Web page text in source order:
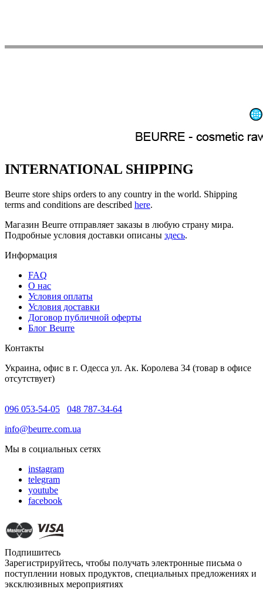
INTERNATIONAL SHIPPING
Beurre store ships orders to any country in the world. Shipping
terms and conditions are described here.
Магазин Beurre отправляет заказы в любую страну мира.
Подробные условия доставки описаны здесь.
Информация
FAQ
O нас
Условия оплаты
Условия доставки
Договор публичной оферты
Блог Beurre
Контакты
Украина, офис в г. Одесса ул. Ак. Королева 34 (товар в офисе
отсутствует)
096 053-54-05
048 787-34-64
info@beurre.com.ua
Мы в социальных сетях
instagram
telegram
youtube
facebook
Подпишитесь
Зарегистрируйтесь, чтобы получать электронные письма о
поступлении новых продуктов, специальных предложениях и
эксклюзивных мероприятиях